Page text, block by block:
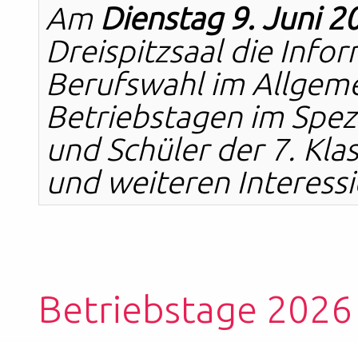
Am Dienstag 9. Juni
Dreispitzsaal die
Berufswahl im
Betriebstagen im
und Schüler der 7.
und weiteren
Betriebstage